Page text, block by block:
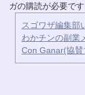
ガの購読が必要です
スゴワザ編集部
わかチンの副業
Con Ganar(協賛